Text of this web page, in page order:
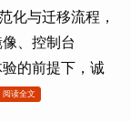
化与迁移流程，
、控制台
的前提下，诚
阅读全文